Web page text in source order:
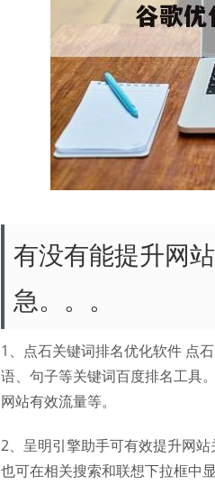
有没有能提升网
急。。。
1、点石关键词排名优化软件 点
语、句子等关键词百度排名工具
网站有效流量等。
2、呈明引擎助手可有效提升网
也可在相关搜索和联想下拉框中